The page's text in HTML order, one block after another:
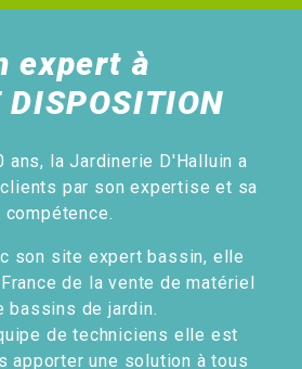
expert à
DISPOSITION
ans, la Jardinerie D'Halluin a
par son expertise et sa
compétence.
son site expert bassin, elle
de la vente de matériel
bassins de jardin.
de techniciens elle est
apporter une solution à tous